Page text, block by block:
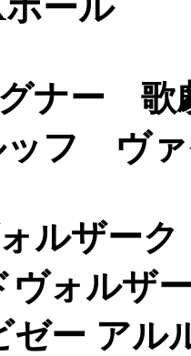
グナー 歌
ッフ ヴァ
ルザー
ヴォルザ
ゼー ア